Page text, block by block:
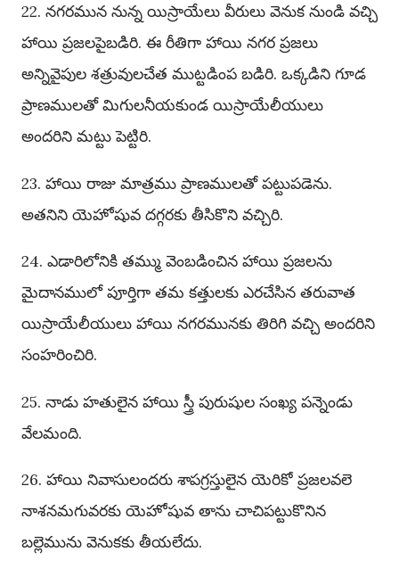
22. నగరమున నున్న యిస్రాయేలు వీరులు వెనుక నుండి వచ్చి
హాయి ప్రజలపైబడిరి. ఈ రీతిగా హాయి నగర ప్రజలు
అన్నివైపుల శత్రువులచేత ముట్టడింప బడిరి. ఒక్కడిని గూడ
ప్రాణములతో మిగులనీయకుండ యిస్రాయేలీయులు
అందరిని మట్టు పెట్టిరి.
23. హాయి రాజు మాత్రము ప్రాణములతో పట్టుపడెను.
అతనిని యెహోషువ దగ్గరకు తీసికొని వచ్చిరి.
24. ఎడారిలోనికి తమ్ము వెంబడించిన హాయి ప్రజలను
మైదానములో పూర్తిగా తమ కత్తులకు ఎరచేసిన తరువాత
యిస్రాయేలీయులు హాయి నగరమునకు తిరిగి వచ్చి అందరిని
సంహరించిరి.
25. నాడు హతులైన హాయి స్త్రీ పురుషుల సంఖ్య పన్నెండు
వేలమంది.
26. హాయి నివాసులందరు శాపగ్రస్తులైన యెరికో ప్రజలవలె
నాశనమగువరకు యెహోషువ తాను చాచిపట్టుకొనిన
బల్లెమును వెనుకకు తీయలేదు.